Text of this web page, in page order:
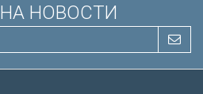
НОВОСТИ